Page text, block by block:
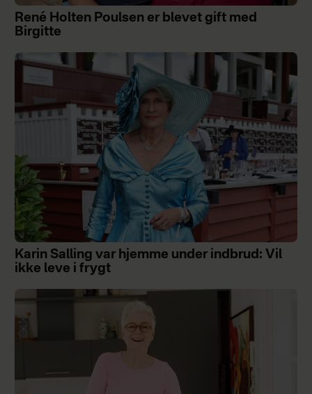
René Holten Poulsen er blevet gift med
Birgitte
Karin Salling var hjemme under indbrud: Vil
ikke leve i frygt